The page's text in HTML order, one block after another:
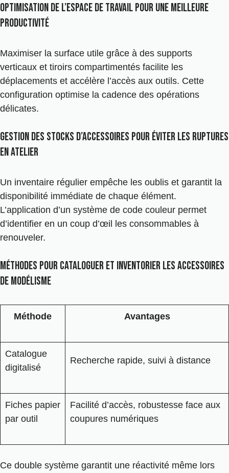
Optimisation de l’espace de travail pour une meilleure
productivité
Maximiser la surface utile grâce à des supports
verticaux et tiroirs compartimentés facilite les
déplacements et accélère l’accès aux outils. Cette
configuration optimise la cadence des opérations
délicates.
Gestion des stocks d’accessoires pour éviter les ruptures
en atelier
Un inventaire régulier empêche les oublis et garantit la
disponibilité immédiate de chaque élément.
L’application d’un système de code couleur permet
d’identifier en un coup d’œil les consommables à
renouveler.
Méthodes pour cataloguer et inventorier les accessoires
de modélisme
Méthode Avantages
Catalogue
digitalisé
Recherche rapide, suivi à distance
Fiches papier
par outil
Facilité d’accès, robustesse face aux
coupures numériques
Ce double système garantit une réactivité même lors